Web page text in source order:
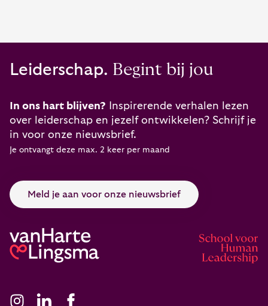
Leiderschap. Begint bij jou
In ons hart blijven? Inspirerende verhalen lezen
over leiderschap en jezelf ontwikkelen? Schrijf je
in voor onze nieuwsbrief.
Je ontvangt deze max. 2 keer per maand
Meld je aan voor onze nieuwsbrief